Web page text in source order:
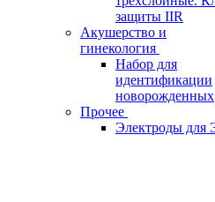
защиты IIR
Акушерство и
гинекология
Набор для
идентификации
новорожденных
Прочее
Электроды для